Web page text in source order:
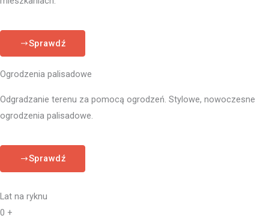
Sprawdź
Ogrodzenia palisadowe
Odgradzanie terenu za pomocą ogrodzeń. Stylowe, nowoczesne
ogrodzenia palisadowe.
Sprawdź
Lat na ryknu
0 +